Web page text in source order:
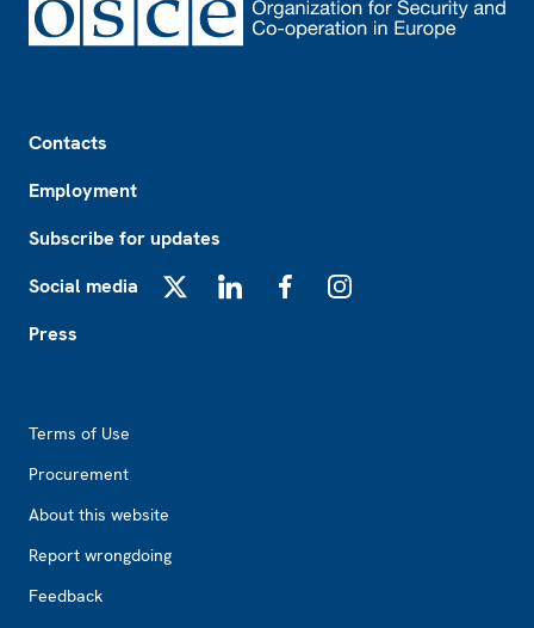
Contacts
Employment
Subscribe for updates
Social media
Press
Terms of Use
Procurement
About this website
Report wrongdoing
Feedback